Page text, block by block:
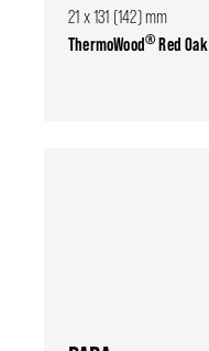
21 x 131 (142) mm
ThermoWood®Red Oak